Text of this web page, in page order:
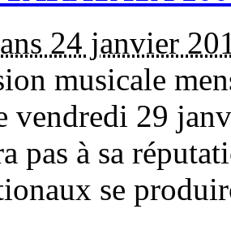
24 janvier
musicale
vendredi 29
pas à sa
se